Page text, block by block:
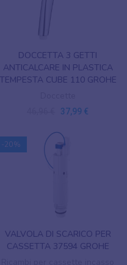
DOCCETTA 3 GETTI
ANTICALCARE IN PLASTICA
TEMPESTA CUBE 110 GROHE
37,99 €
-20%
VALVOLA DI SCARICO PER
CASSETTA 37594 GROHE